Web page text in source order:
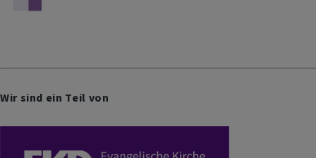
Wir sind ein Teil von